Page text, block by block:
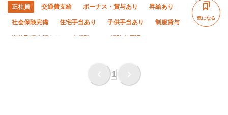
正社員 交通費支給 ボーナス・賞与あり 昇給あり
社会保険完備 住宅手当あり 子供手当あり 制服貸与
車・バイク通勤OK
気になる
1